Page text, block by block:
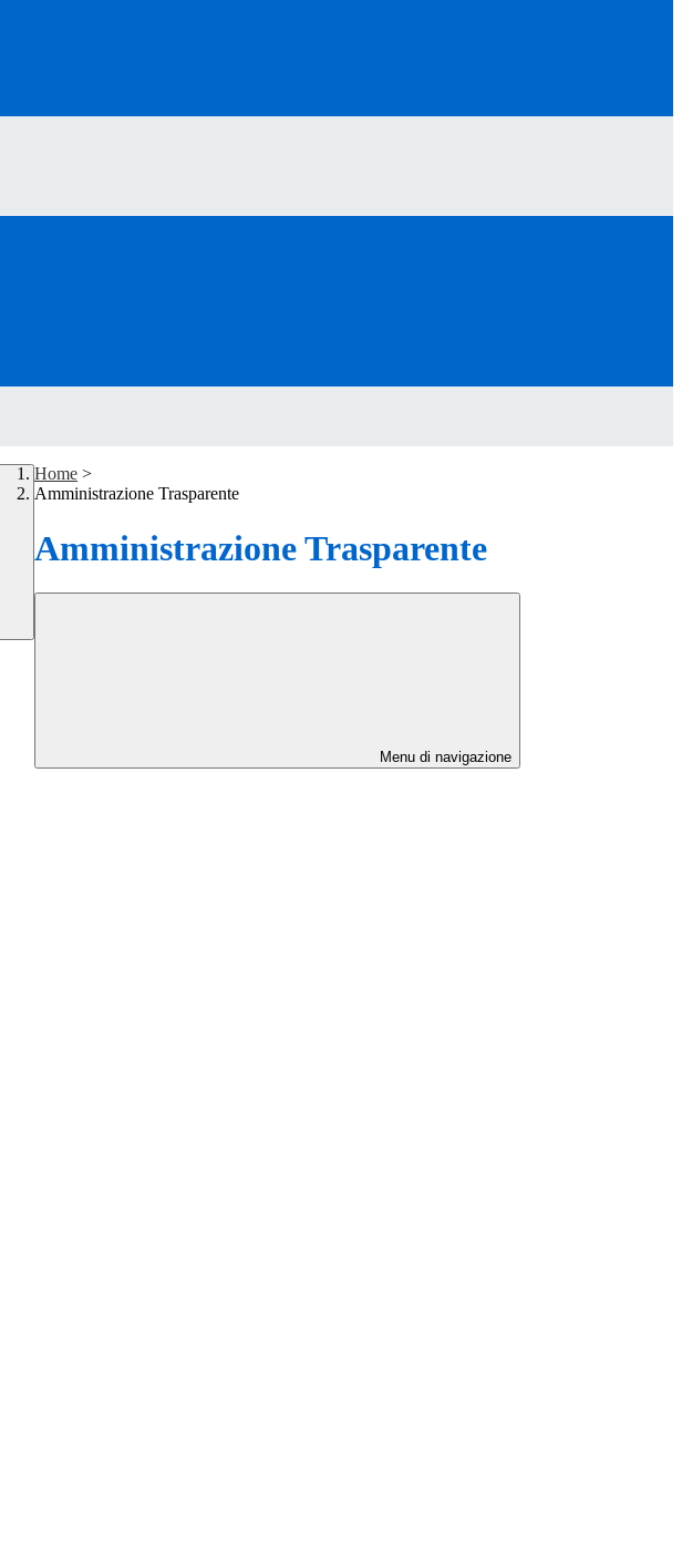
Home >
Amministrazione Trasparente
Amministrazione Trasparente
Menu di navigazione